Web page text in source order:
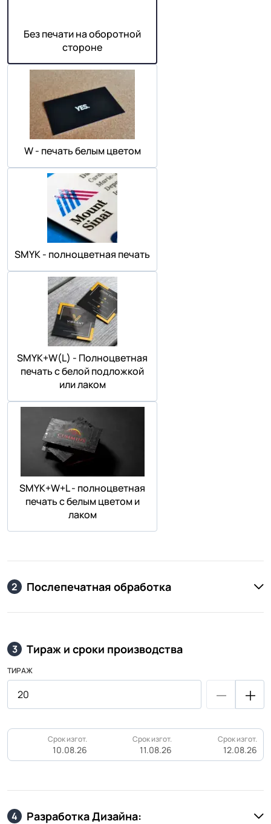
Без печати на оборотной
стороне
W - печать белым цветом
SMYK - полноцветная печать
SMYK+W(L) - Полноцветная
печать с белой подложкой
или лаком
SMYK+W+L - полноцветная
печать с белым цветом и
лаком
2 Послепечатная обработка
3 Тираж и сроки производства
ТИРАЖ
Срок изгот.
10.08.26
Срок изгот.
11.08.26
Срок изгот.
12.08.26
4 Разработка Дизайна: